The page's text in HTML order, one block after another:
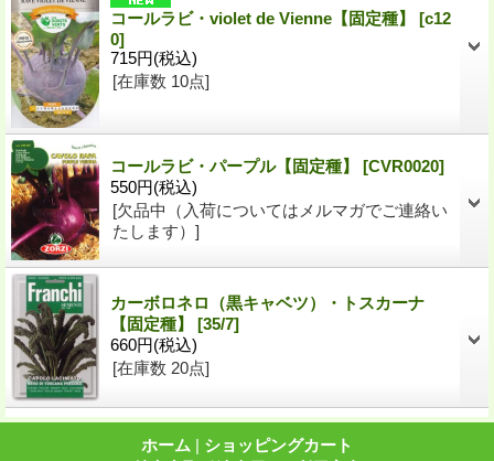
コールラビ・violet de Vienne【固定種】 [c12
0]
715円(税込)
[在庫数 10点]
コールラビ・パープル【固定種】 [CVR0020]
550円(税込)
[欠品中（入荷についてはメルマガでご連絡い
たします）]
カーボロネロ（黒キャベツ）・トスカーナ
【固定種】 [35/7]
660円(税込)
[在庫数 20点]
ホーム | ショッピングカート